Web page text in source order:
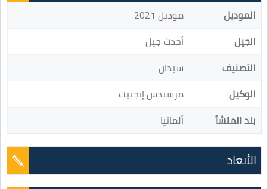
الموديل
موديل 2021
الجيل
أحدث جيل
التصنيف
سيدان
الوكيل
مرسيدس إيجيبت
بلد المنشأ
ألمانيا
الأبعاد